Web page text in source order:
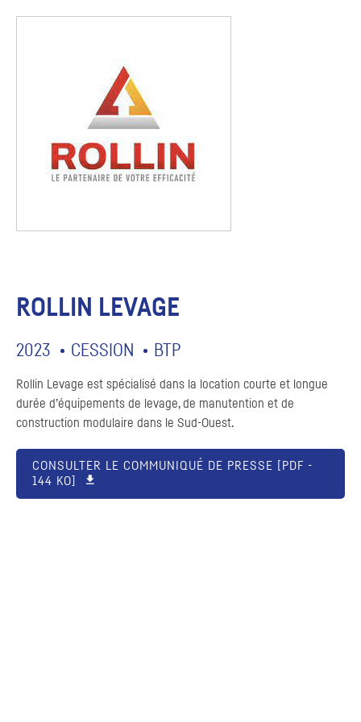
ROLLIN LEVAGE
2023 CESSION BTP
Rollin Levage est spécialisé dans la location courte et longue
durée d’équipements de levage, de manutention et de
construction modulaire dans le Sud-Ouest.
CONSULTER LE COMMUNIQUÉ DE PRESSE [ PDF -
144 KO]